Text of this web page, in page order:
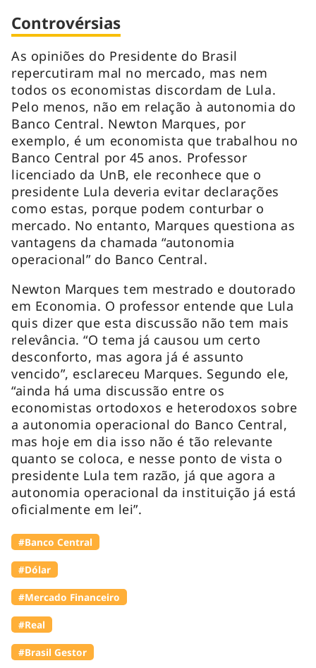
Controvérsias
As opiniões do Presidente do Brasil
repercutiram mal no mercado, mas nem
todos os economistas discordam de Lula.
Pelo menos, não em relação à autonomia do
Banco Central. Newton Marques, por
exemplo, é um economista que trabalhou no
Banco Central por 45 anos. Professor
licenciado da UnB, ele reconhece que o
presidente Lula deveria evitar declarações
como estas, porque podem conturbar o
mercado. No entanto, Marques questiona as
vantagens da chamada “autonomia
operacional” do Banco Central.
Newton Marques tem mestrado e doutorado
em Economia. O professor entende que Lula
quis dizer que esta discussão não tem mais
relevância. “O tema já causou um certo
desconforto, mas agora já é assunto
vencido”, esclareceu Marques. Segundo ele,
“ainda há uma discussão entre os
economistas ortodoxos e heterodoxos sobre
a autonomia operacional do Banco Central,
mas hoje em dia isso não é tão relevante
quanto se coloca, e nesse ponto de vista o
presidente Lula tem razão, já que agora a
autonomia operacional da instituição já está
oficialmente em lei”.
#Banco Central
#Dólar
#Mercado Financeiro
#Real
#Brasil Gestor